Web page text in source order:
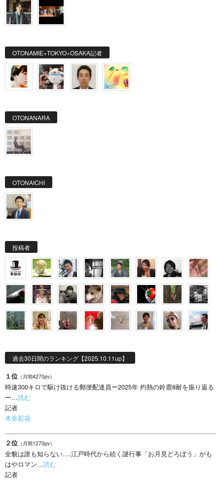
OTONAMIE×TOKYO×OSAKA記者
OTONANARA
OTONAICHI
投稿者
過去30日間のランキング【2025.10.11up】
１位 （月間4270pv）
時速300キロで駆け抜ける郵便配達員ー2025年 灼熱の鈴鹿8耐を振り返る
ー…読む
記者
木全彩花
２位 （月間1270pv）
全貌は誰も知らない….江戸時代から続く謎行事「お月見どろぼう」がも
はやロマン…読む
記者